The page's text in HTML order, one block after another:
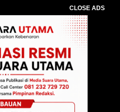
CLOSE ADS